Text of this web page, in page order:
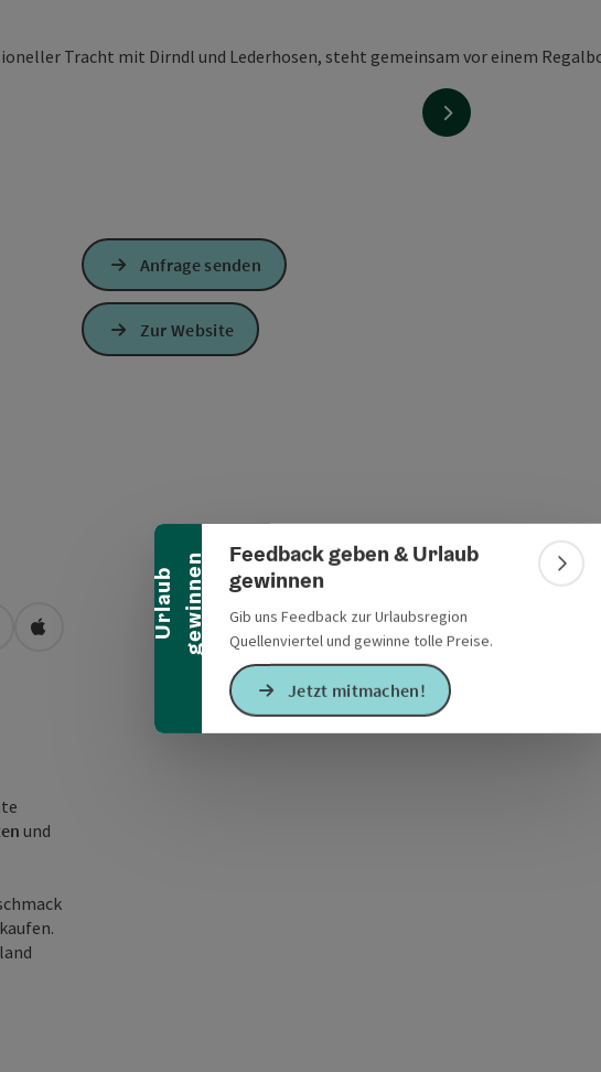
U
r
l
a
u
b
g
e
w
i
n
n
e n
Banner einklappen
Feedback geben & Urlaub
gewinnen
Gib uns Feedback zur Urlaubsregion
Quellenviertel und gewinne tolle Preise.
Jetzt mitmachen!
nächstes Element
Google Maps öffnen
in Apple Maps öffnen
und
Anfrage senden
Zur Website